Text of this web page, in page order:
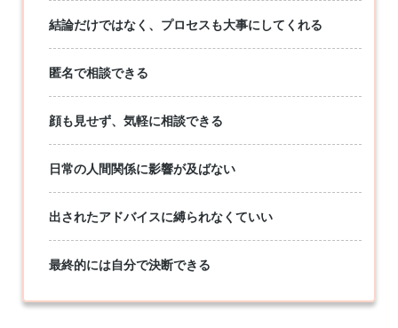
結論だけではなく、プロセスも大事にしてくれる
匿名で相談できる
顔も見せず、気軽に相談できる
日常の人間関係に影響が及ばない
出されたアドバイスに縛られなくていい
最終的には自分で決断できる